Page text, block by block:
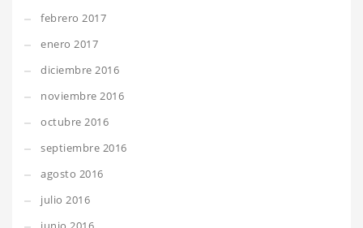
febrero 2017
enero 2017
diciembre 2016
noviembre 2016
octubre 2016
septiembre 2016
agosto 2016
julio 2016